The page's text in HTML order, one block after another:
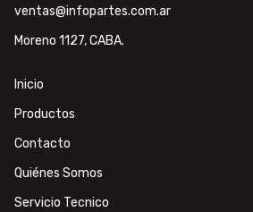
ventas@infopartes.com.ar
Moreno 1127, CABA.
Inicio
Productos
Contacto
Quiénes Somos
Servicio Tecnico